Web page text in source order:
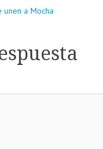
unen a Mocha